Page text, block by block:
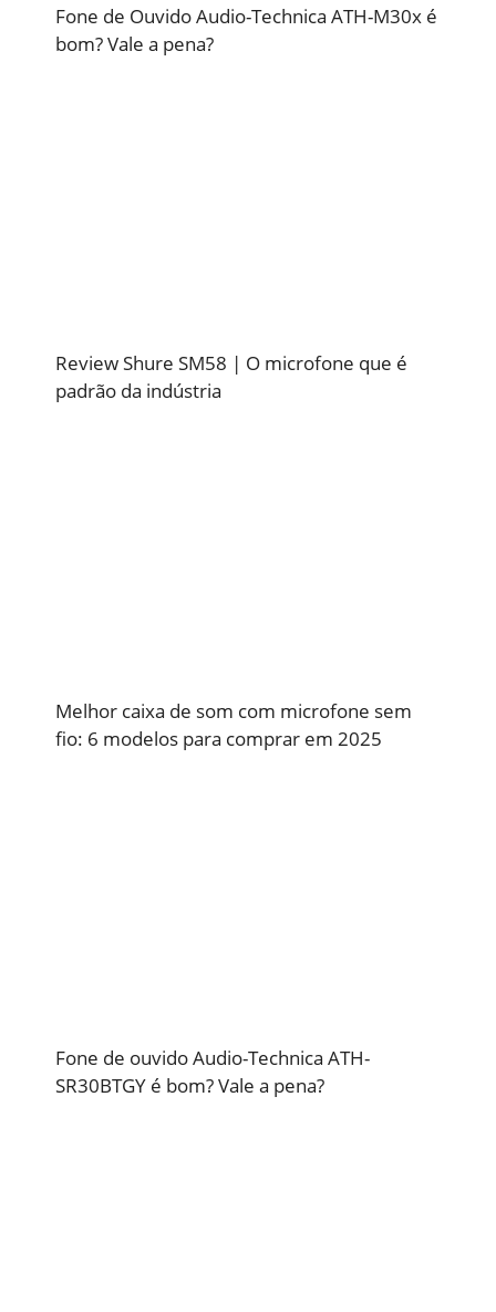
Fone de Ouvido Audio-Technica ATH-M30x é
bom? Vale a pena?
Review Shure SM58 | O microfone que é
padrão da indústria
Melhor caixa de som com microfone sem
fio: 6 modelos para comprar em 2025
Fone de ouvido Audio-Technica ATH-
SR30BTGY é bom? Vale a pena?